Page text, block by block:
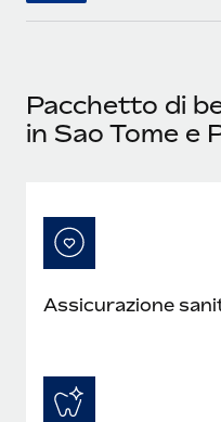
Pacchetto di
in Sao Tome e
Assicurazione